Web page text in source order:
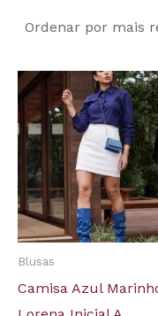
Blusas
Camisa Azul